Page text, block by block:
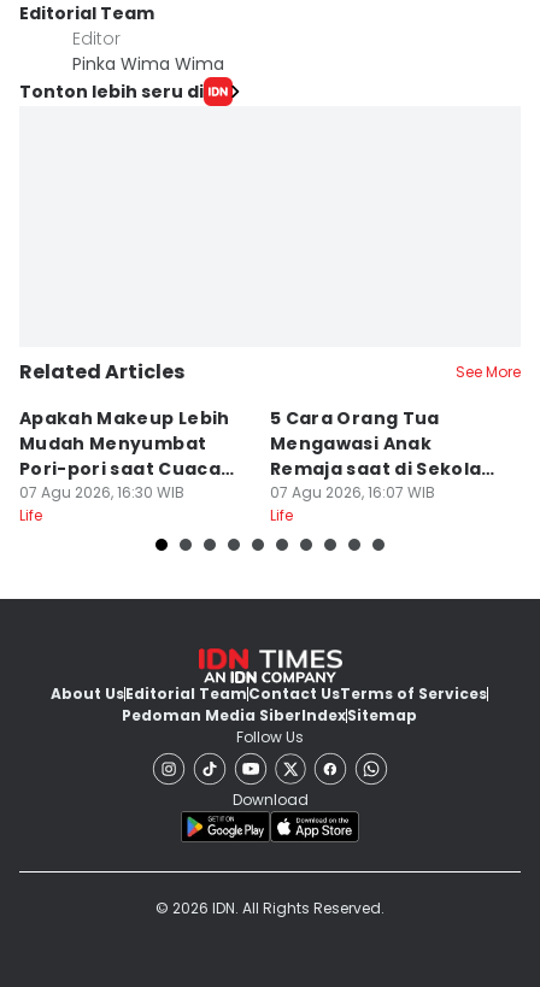
Editorial Team
Editor
Pinka Wima Wima
Tonton lebih seru di
Related Articles See More
Apakah Makeup Lebih
Mudah Menyumbat
Pori-pori saat Cuaca
Panas?
07 Agu 2026, 16:30 WIB
Life
5 Cara Orang Tua
Mengawasi Anak
Remaja saat di Sekolah,
Lebih Ekstra!
07 Agu 2026, 16:07 WIB
Life
About UsEditorial TeamContact UsTerms of Services
Pedoman Media SiberIndexSitemap
Follow Us
Download
© 2026 IDN. All Rights Reserved.